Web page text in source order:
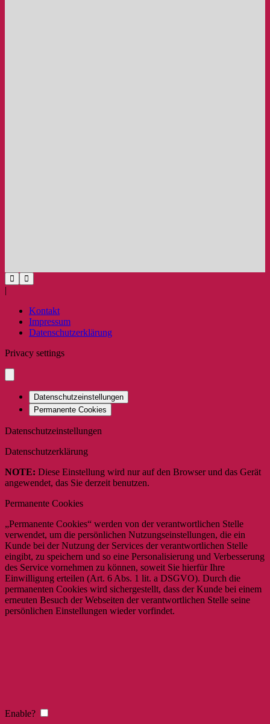
|
Kontakt
Impressum
Datenschutzerklärung
Privacy settings
Datenschutzeinstellungen
Permanente Cookies
Datenschutzeinstellungen
Datenschutzerklärung
NOTE: Diese Einstellung wird nur auf den Browser und das Gerät
angewendet, das Sie derzeit benutzen.
Permanente Cookies
„Permanente Cookies“ werden von der verantwortlichen Stelle
verwendet, um die persönlichen Nutzungseinstellungen, die ein
Kunde bei der Nutzung der Services der verantwortlichen Stelle
eingibt, zu speichern und so eine Personalisierung und Verbesserung
des Service vornehmen zu können, soweit Sie hierfür Ihre
Einwilligung erteilen (Art. 6 Abs. 1 lit. a DSGVO). Durch die
permanenten Cookies wird sichergestellt, dass der Kunde bei einem
erneuten Besuch der Webseiten der verantwortlichen Stelle seine
persönlichen Einstellungen wieder vorfindet.
Enable?